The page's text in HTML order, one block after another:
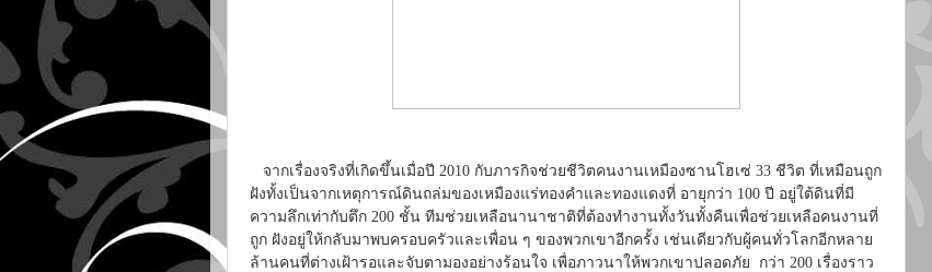
จากเรื่องจริงที่เกิดขึ้นเมื่อปี 2010 กับภารกิจช่วยชีวิตคนงานเหมืองซานโฮเซ่ 33 ชีวิต ที่เหมือนถูก
ฝังทั้งเป็นจากเหตุการณ์ดินถล่มของเหมืองแร่ทองคำและทองแดงที่ อายุกว่า 100 ปี อยู่ใต้ดินที่มี
ความลึกเท่ากับตึก 200 ชั้น ทีมช่วยเหลือนานาชาติที่ต้องทำงานทั้งวันทั้งคืนเพื่อช่วยเหลือคนงานที่
ถูก ฝังอยู่ให้กลับมาพบครอบครัวและเพื่อน ๆ ของพวกเขาอีกครั้ง เช่นเดียวกับผู้คนทั่วโลกอีกหลาย
ล้านคนที่ต่างเฝ้ารอและจับตามองอย่างร้อนใจ เพื่อภาวนาให้พวกเขาปลอดภัย กว่า 200 เรื่องราว